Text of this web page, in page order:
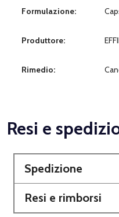
Formulazione:
Produttore:
Rimedio:
Resi e
Spedizione
Resi e rimborsi